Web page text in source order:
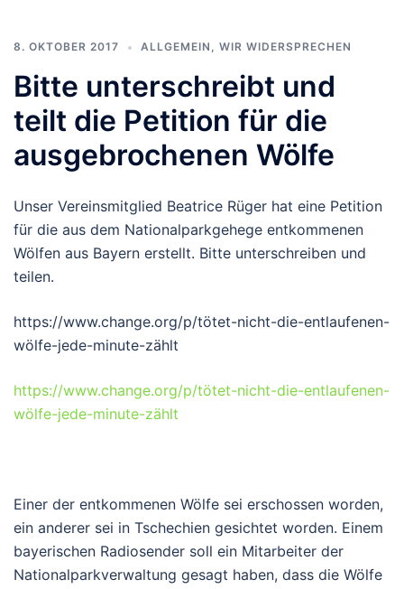
8. OKTOBER 2017 ALLGEMEIN , WIR WIDERSPRECHEN
Bitte unterschreibt und
teilt die Petition für die
ausgebrochenen Wölfe
Unser Vereinsmitglied Beatrice Rüger hat eine Petition
für die aus dem Nationalparkgehege entkommenen
Wölfen aus Bayern erstellt. Bitte unterschreiben und
teilen.
https://www.change.org/p/tötet-nicht-die-entlaufenen-
wölfe-jede-minute-zählt
https://www.change.org/p/tötet-nicht-die-entlaufenen-
wölfe-jede-minute-zählt
Einer der entkommenen Wölfe sei erschossen worden,
ein anderer sei in Tschechien gesichtet worden. Einem
bayerischen Radiosender soll ein Mitarbeiter der
Nationalparkverwaltung gesagt haben, dass die Wölfe